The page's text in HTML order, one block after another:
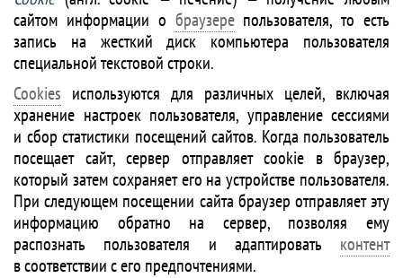
сайтом информации о браузерепользователя, то есть
запись на жесткий диск компьютера пользователя
специальной текстовой строки.
Cookies используются для различных целей, включая
хранение настроек пользователя, управление сессиями
и сбор статистики посещений сайтов. Когда пользователь
посещает сайт, сервер отправляет cookie в браузер,
который затем сохраняет его на устройстве пользователя.
При следующем посещении сайта браузер отправляет эту
информацию обратно на сервер, позволяя ему
распознать пользователя и адаптировать контент
в соответствии с его предпочтениями.